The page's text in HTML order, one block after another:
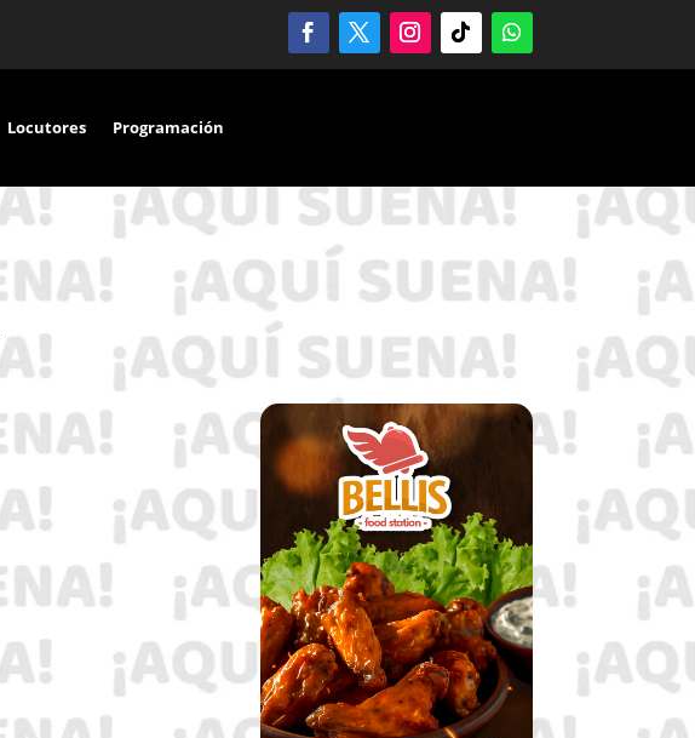
Locutores Programación